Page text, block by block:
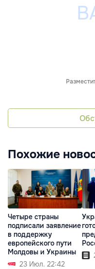
Похожие
Четыре страны
подписали заявление
в поддержку
европейского пути
Молдовы и Украины
23 Июл. 22:42